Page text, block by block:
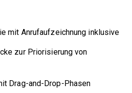
mit Anrufaufzeichnung inklusive
zur Priorisierung von
Drag-and-Drop-Phasen